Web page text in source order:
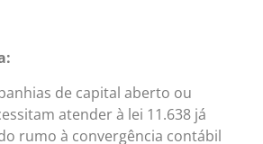
de capital aberto ou
atender à lei 11.638 já
rumo à convergência contábil